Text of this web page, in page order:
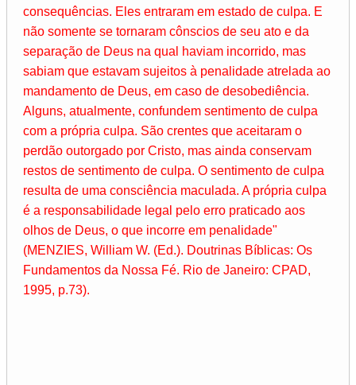
consequências. Eles entraram em estado de culpa. E
não somente se tornaram cônscios de seu ato e da
separação de Deus na qual haviam incorrido, mas
sabiam que estavam sujeitos à penalidade atrelada ao
mandamento de Deus, em caso de desobediência.
Alguns, atualmente, confundem sentimento de culpa
com a própria culpa. São crentes que aceitaram o
perdão outorgado por Cristo, mas ainda conservam
restos de sentimento de culpa. O sentimento de culpa
resulta de uma consciência maculada. A própria culpa
é a responsabilidade legal pelo erro praticado aos
olhos de Deus, o que incorre em penalidade"
(MENZIES, William W. (Ed.). Doutrinas Bíblicas: Os
Fundamentos da Nossa Fé. Rio de Janeiro: CPAD,
1995, p.73).